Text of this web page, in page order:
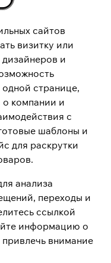
сайтов
визитку или
дизайнеров и
странице,
о компании и
с
шаблоны и
для раскрутки
анализа
переходы и
ссылкой
информацию о
внимание